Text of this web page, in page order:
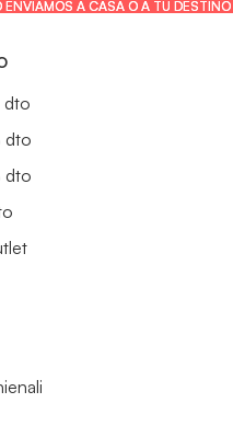
ENVIAMOS A CASA O A TU
ENVIAMOS A CASA O A TU
dto
dto
dto